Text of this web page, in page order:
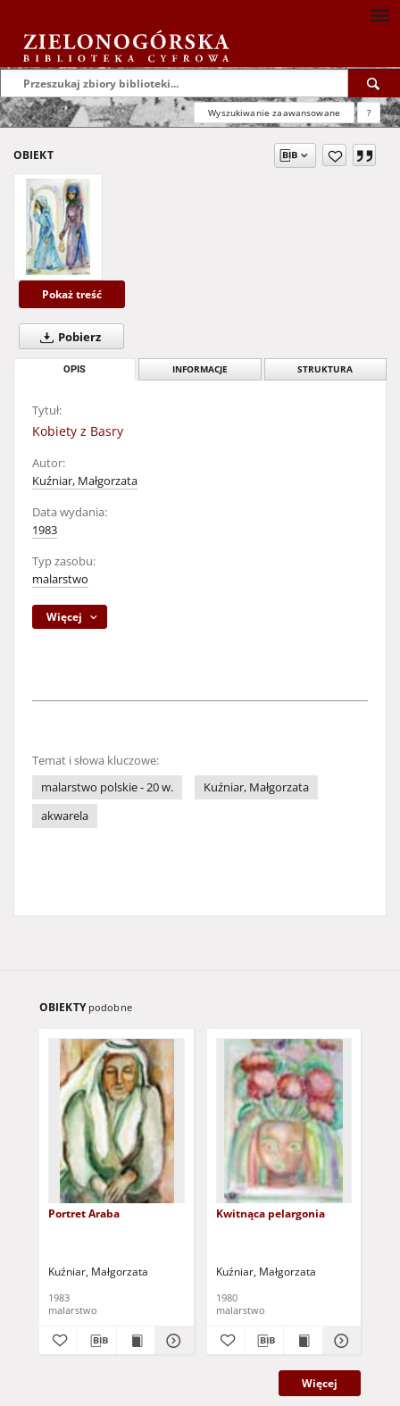
Wyszukiwanie zaawansowane ?
OBIEKT
Pokaż treść
Pobierz
OPIS INFORMACJE STRUKTURA
Tytuł:
Kobiety z Basry
Autor:
Kuźniar, Małgorzata
Data wydania:
1983
Typ zasobu:
malarstwo
Więcej
Temat i słowa kluczowe:
malarstwo polskie - 20 w.
Kuźniar, Małgorzata
akwarela
OBIEKTY podobne
Portret Araba
Kuźniar, Małgorzata
1983
malarstwo
Kwitnąca pelargonia
Kuźniar, Małgorzata
1980
malarstwo
Więcej